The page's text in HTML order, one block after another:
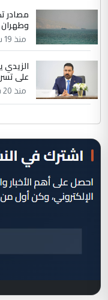
مصادر
منذ 19 ساعة
الزيدي
على
منذ 20 ساعة